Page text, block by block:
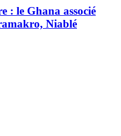
: le Ghana associé
Niablé